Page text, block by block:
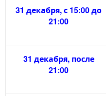
31 декабря, с 15:00 до
21:00
31 декабря, после
21:00